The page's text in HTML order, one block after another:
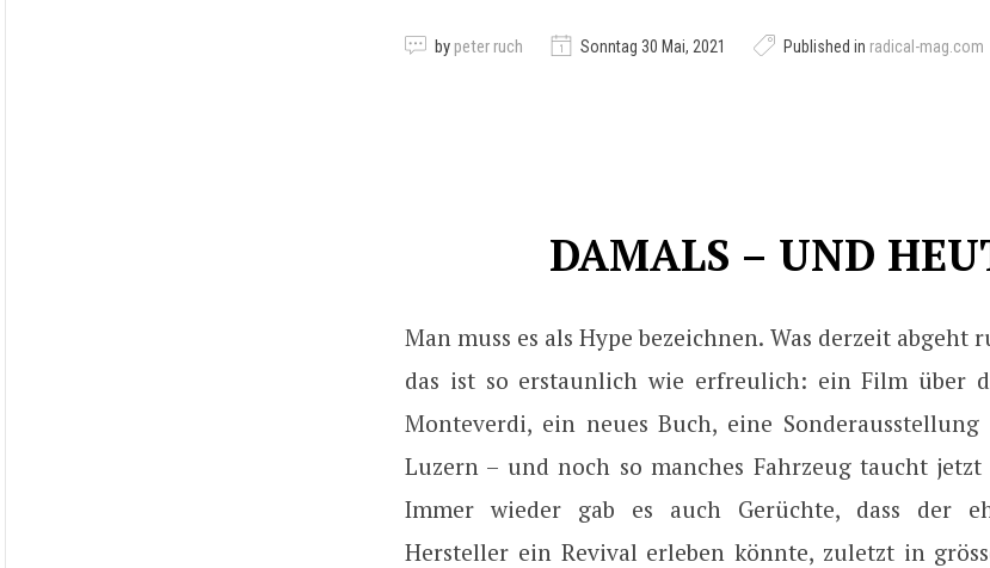
by peter ruch Sonntag 30 Mai, 2021 Published in radical-mag.com
DAMALS – UND
Man muss es als Hype bezeichnen. Was derzeit abgeht
das ist so erstaunlich wie erfreulich: ein Film über
Monteverdi, ein neues Buch, eine
Luzern – und noch so manches Fahrzeug taucht
Immer wieder gab es auch Gerüchte, dass der
Hersteller ein Revival erleben könnte, zuletzt in